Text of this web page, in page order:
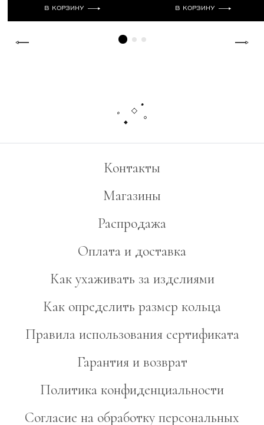
В КОРЗИНУ В КОРЗИНУ
Контакты
Магазины
Распродажа
Оплата и доставка
Как ухаживать за изделиями
Как определить размер кольца
Правила использования сертификата
Гарантия и возврат
Политика конфиденциальности
Согласие на обработку персональных